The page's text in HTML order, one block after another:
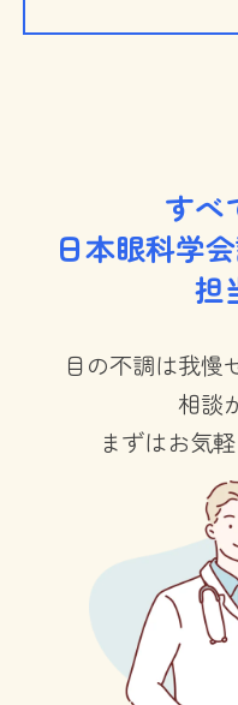
すべ
日本眼科学
担
目の不調は我慢
相談
まずはお気